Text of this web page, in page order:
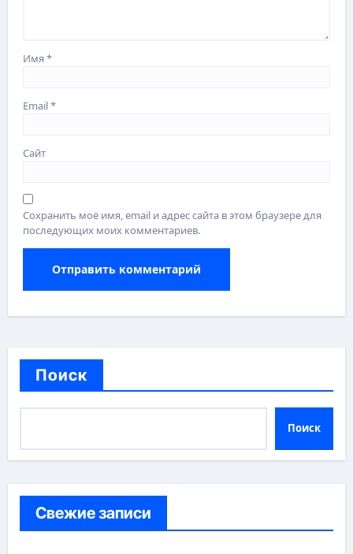
Имя*
Email*
Сайт
Сохранить моё имя, email и адрес сайта в этом браузере для
последующих моих комментариев.
Поиск
Поиск
Свежие записи